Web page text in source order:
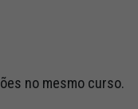
no mesmo curso.